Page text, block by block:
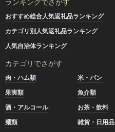
ランキングでさがす
おすすめ総合人気返礼品ランキング
カテゴリ別人気返礼品ランキング
人気自治体ランキング
カテゴリでさがす
肉・ハム類 米・パン
果実類
魚介類
酒・アルコール
お茶・飲料
麺類
雑貨・日用品